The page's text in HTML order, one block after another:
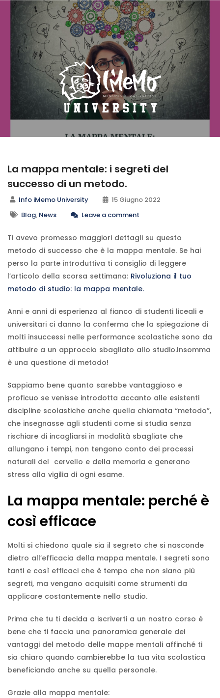
La mappa mentale: i segreti del
successo di un metodo.
Info iMemo University
15 Giugno 2022
Blog, News Leave a comment
Ti avevo promesso maggiori dettagli su questo
metodo di successo che è la mappa mentale. Se hai
perso la parte introduttiva ti consiglio di leggere
l’articolo della scorsa settimana: Rivoluziona il tuo
metodo di studio: la mappa mentale.
Anni e anni di esperienza al fianco di studenti liceali e
universitari ci danno la conferma che la spiegazione di
molti insuccessi nelle performance scolastiche sono da
attibuire a un approccio sbagliato allo studio.Insomma
è una questione di metodo!
Sappiamo bene quanto sarebbe vantaggioso e
proficuo se venisse introdotta accanto alle esistenti
discipline scolastiche anche quella chiamata “metodo”,
che insegnasse agli studenti come si studia senza
rischiare di incagliarsi in modalità sbagliate che
allungano i tempi, non tengono conto dei processi
naturali del cervello e della memoria e generano
stress alla vigilia di ogni esame.
La mappa mentale: perché è
così efficace
Molti si chiedono quale sia il segreto che si nasconde
dietro all’efficacia della mappa mentale. I segreti sono
tanti e così efficaci che è tempo che non siano più
segreti, ma vengano acquisiti come strumenti da
applicare costantemente nello studio.
Prima che tu ti decida a iscriverti a un nostro corso è
bene che ti faccia una panoramica generale dei
vantaggi del metodo delle mappe mentali affinché ti
sia chiaro quando cambierebbe la tua vita scolastica
beneficiando anche su quella personale.
Grazie alla mappa mentale: